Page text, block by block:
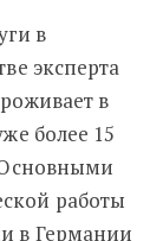
в
эксперта
в
более 15
Основными
работы
в Германии